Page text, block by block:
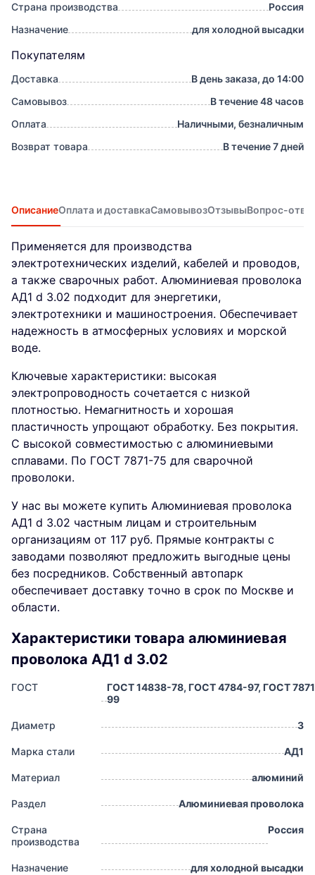
Страна производства
Россия
Назначение
для холодной высадки
Покупателям
Доставка
В день заказа, до 14:00
Самовывоз
В течение 48 часов
Оплата
Наличными, безналичным
Возврат товара
В течение 7 дней
ОписаниеОплата и доставкаСамовывозОтзывыВопрос-
Применяется для производства
электротехнических изделий, кабелей и проводов,
а также сварочных работ. Алюминиевая проволока
АД1 d 3.02 подходит для энергетики,
электротехники и машиностроения. Обеспечивает
надежность в атмосферных условиях и морской
воде.
Ключевые характеристики: высокая
электропроводность сочетается с низкой
плотностью. Немагнитность и хорошая
пластичность упрощают обработку. Без покрытия.
С высокой совместимостью с алюминиевыми
сплавами. По ГОСТ 7871-75 для сварочной
проволоки.
У нас вы можете купить Алюминиевая проволока
АД1 d 3.02 частным лицам и строительным
организациям от 117 руб. Прямые контракты с
заводами позволяют предложить выгодные цены
без посредников. Собственный автопарк
обеспечивает доставку точно в срок по Москве и
области.
Характеристики товара алюминиевая
проволока АД1 d 3.02
ГОСТ
ГОСТ 14838-78, ГОСТ 4784-97, ГОСТ
99
Диаметр 3
Марка стали АД1
Материал алюминий
Раздел Алюминиевая проволока
Страна
производства
Россия
Назначение для холодной высадки